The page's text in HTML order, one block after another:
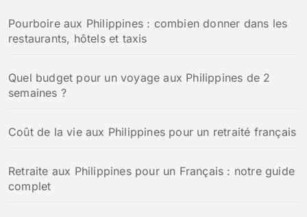
e
r
Pourboire aux Philippines : combien donner dans les
restaurants, hôtels et taxis
Quel budget pour un voyage aux Philippines de 2
semaines ?
Coût de la vie aux Philippines pour un retraité français
Retraite aux Philippines pour un Français : notre guide
complet